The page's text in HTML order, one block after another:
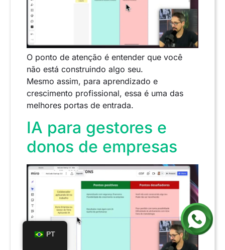
O ponto de atenção é entender que você
não está construindo algo seu.
Mesmo assim, para aprendizado e
crescimento profissional, essa é uma das
melhores portas de entrada.
IA para gestores e
donos de empresas
PT